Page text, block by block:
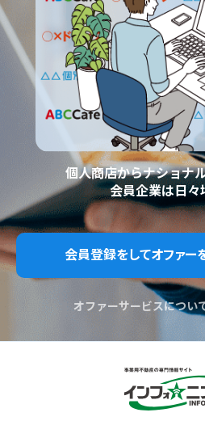
個人商店からナショナ
会員企業は日々
会員登録をしてオファー
オファーサービスについ